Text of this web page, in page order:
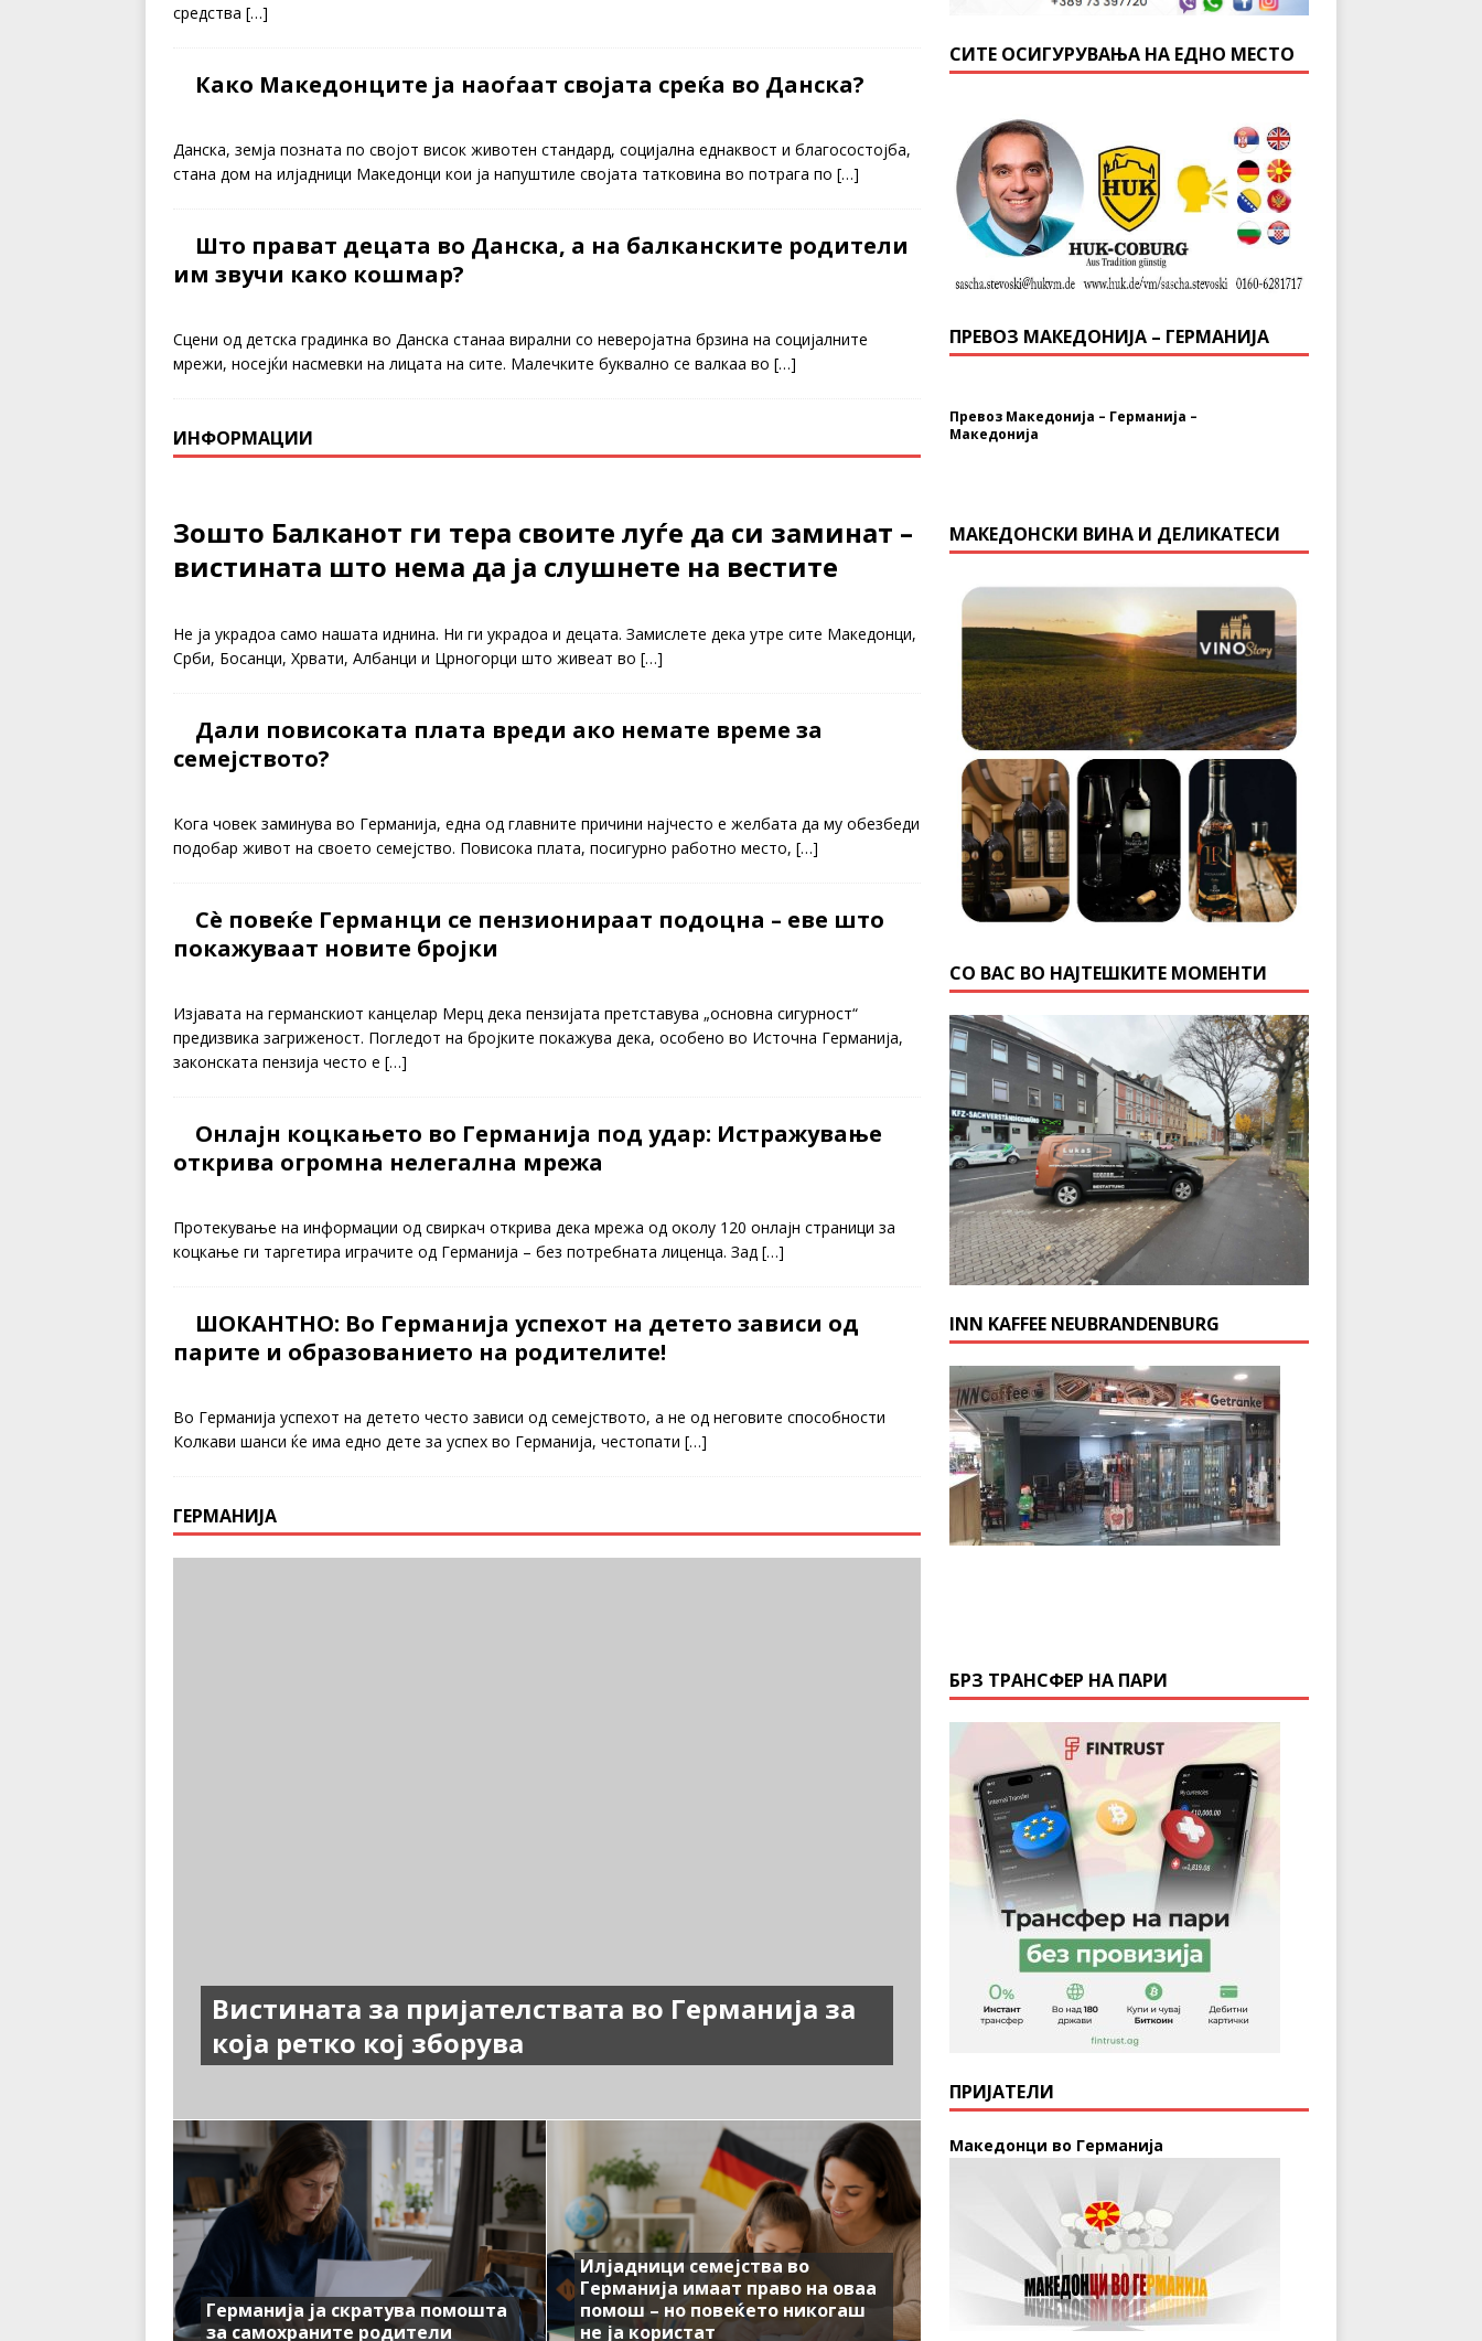
средства […]
Како Македонците ја наоѓаат својата среќа во Данска?
Данска, земја позната по својот висок животен стандард, социјална еднаквост и благосостојба,
стана дом на илјадници Македонци кои ја напуштиле својата татковина во потрага по […]
Што прават децата во Данска, а на балканските родители
им звучи како кошмар?
Сцени од детска градинка во Данска станаа вирални со неверојатна брзина на социјалните
мрежи, носејќи насмевки на лицата на сите. Малечките буквално се валкаа во […]
ИНФОРМАЦИИ
Зошто Балканот ги тера своите луѓе да си заминат –
вистината што нема да ја слушнете на вестите
Не ја украдоа само нашата иднина. Ни ги украдоа и децата. Замислете дека утре сите Македонци,
Срби, Босанци, Хрвати, Албанци и Црногорци што живеат во […]
Дали повисоката плата вреди ако немате време за
семејството?
Кога човек заминува во Германија, една од главните причини најчесто е желбата да му обезбеди
подобар живот на своето семејство. Повисока плата, посигурно работно место, […]
Сè повеќе Германци се пензионираат подоцна – еве што
покажуваат новите бројки
Изјавата на германскиот канцелар Мерц дека пензијата претставува „основна сигурност“
предизвика загриженост. Погледот на бројките покажува дека, особено во Источна Германија,
законската пензија често е […]
Онлајн коцкањето во Германија под удар: Истражување
открива огромна нелегална мрежа
Протекување на информации од свиркач открива дека мрежа од околу 120 онлајн страници за
коцкање ги таргетира играчите од Германија – без потребната лиценца. Зад […]
ШОКАНТНО: Во Германија успехот на детето зависи од
парите и образованието на родителите!
Во Германија успехот на детето често зависи од семејството, а не од неговите способности
Колкави шанси ќе има едно дете за успех во Германија, честопати […]
ГЕРМАНИЈА
Вистината за пријателствата во Германија за
која ретко кој зборува
Германија ја скратува помошта
за самохраните родители
Илјадници семејства во
Германија имаат право на оваа
помош – но повеќето никогаш
не ја користат
СИТЕ ОСИГУРУВАЊА НА ЕДНО МЕСТО
ПРЕВОЗ МАКЕДОНИЈА – ГЕРМАНИЈА
Превоз Македонија – Германија –
Македонија
МАКЕДОНСКИ ВИНА И ДЕЛИКАТЕСИ
СО ВАС ВО НАЈТЕШКИТЕ МОМЕНТИ
INN KAFFEE NEUBRANDENBURG
БРЗ ТРАНСФЕР НА ПАРИ
ПРИЈАТЕЛИ
Македонци во Германија